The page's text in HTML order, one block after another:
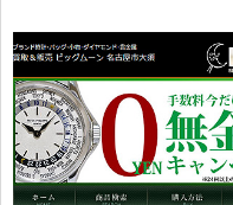
ホー